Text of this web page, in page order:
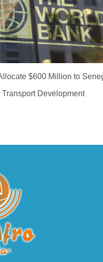
$600 Million to
Development